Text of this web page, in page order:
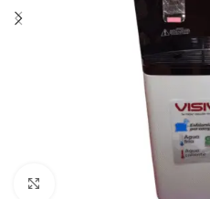
Haga Click para agrandar